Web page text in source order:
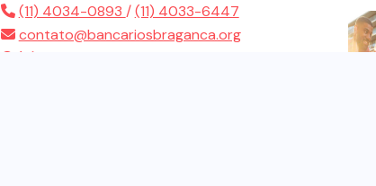
(11) 4034-0893 /(11) 4033-6447
contato@bancariosbraganca.org
(11) 94286-5522